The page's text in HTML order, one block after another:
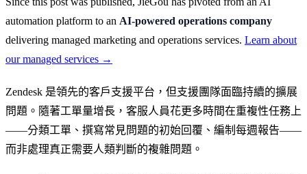
automation platform to an AI-powered operations company
delivering managed marketing and operations services. Learn about
our managed services →
Zendesk 是領先的客戶支援平台，但支援團隊面臨持續的擴展
問題。隨著工單量增長，客服人員花更多時間在重複性任務上
——分類工單、撰寫常見問題的初始回覆、編制每週報告——
而非處理真正需要人類判斷的複雜問題。